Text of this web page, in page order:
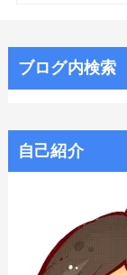
ブログ内検索
自己紹介